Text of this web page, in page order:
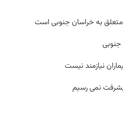
متعلق به خراسان جنوبی است
نیازمند نیست
نمی رسیم